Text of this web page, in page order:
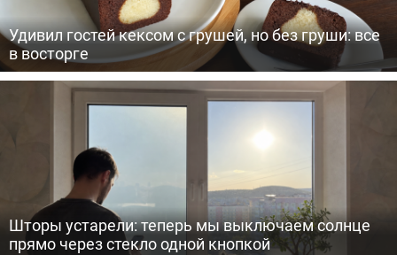
Удивил гостей кексом с грушей, но без груши: все
в восторге
Шторы устарели: теперь мы выключаем солнце
прямо через стекло одной кнопкой